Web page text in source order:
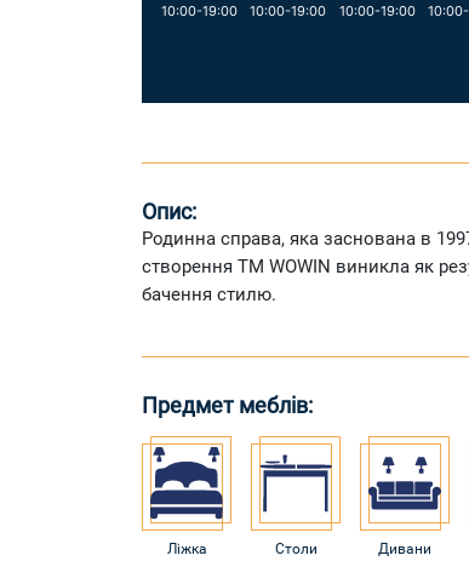
10:00-19:00 10:00-19:00 10:00-19:00
Опис:
Родинна справа, яка заснована в
створення ТМ WOWIN виникла як
бачення стилю.
Предмет меблів:
Ліжка Столи Дивани